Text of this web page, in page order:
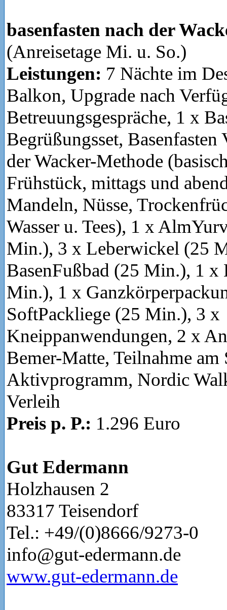
basenfasten nach der
(Anreisetage Mi. u. So.)
Leistungen: 7 Nächte im
Balkon, Upgrade nach
Betreuungsgespräche, 1 x
Begrüßungsset,
der Wacker-Methode
Frühstück, mittags und
Mandeln, Nüsse,
Wasser u. Tees), 1 x
Min.), 3 x Leberwickel (25
BasenFußbad (25 Min.), 1 x
Min.), 1 x
SoftPackliege (25 Min.), 3 x
Kneippanwendungen, 2 x
Bemer-Matte, Teilnahme am
Aktivprogramm, Nordic
Verleih
Preis p. P.: 1.296 Euro
Gut Edermann
Holzhausen 2
83317 Teisendorf
Tel.: +49/(0)8666/9273-0
info@gut-edermann.de
www.gut-edermann.de